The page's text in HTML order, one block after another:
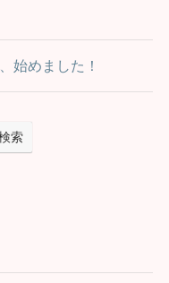
始めました！
索